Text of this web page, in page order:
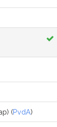
(PvdA)